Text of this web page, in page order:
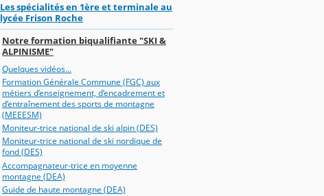
Les spécialités en 1ère et terminale au
lycée Frison Roche
Notre formation biqualifiante "SKI &
ALPINISME"
Quelques vidéos...
Formation Générale Commune (FGC) aux
métiers d’enseignement, d’encadrement et
d’entraînement des sports de montagne
(MEEESM)
Moniteur-trice national de ski alpin (DES)
Moniteur-trice national de ski nordique de
fond (DES)
Accompagnateur-trice en moyenne
montagne (DEA)
Guide de haute montagne (DEA)